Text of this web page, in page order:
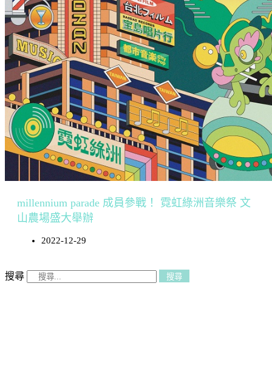
millennium parade 成員參戰！ 霓虹綠洲音樂祭 文
山農場盛大舉辦
2022-12-29
搜尋 搜尋